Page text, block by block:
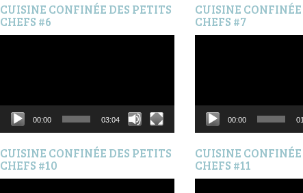
CUISINE CONFINÉE DES PETITS
CHEFS #6
00:00 03:04
CUISINE CONFINÉE DES PETITS
CHEFS #10
CUISINE
CHEFS #7
00:00
CUISINE
CHEFS #11